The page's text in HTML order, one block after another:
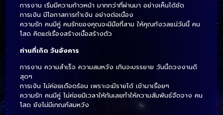
การงาน เริ่มมีความก้าวหน้า มากกว่าที่ผ่านมา อย่างเห็นได้ชัด
การเงิน มีโอกาสการทำเงิน อย่างต่อเนื่อง
ความรัก คนมีคู่ คนรักของคุณจะมีมือที่สาม ให้คุณกังวลแน่วันนี้ คน
โสด คิดแต่เรื่องสร้างเนื้อสร้างตัว
ท่านที่เกิด วันอังคาร
การงาน ความสำเร็จ ความสมหวัง เกินจะบรรยาย วันนี้ดวงงานดี
สุดๆ
การเงิน ไม่ค่อยเดือดร้อน เพราะจะมีรายได้ เข้ามาเรื่อยๆ
ความรัก คนมีคู่ ไม่ค่อยมีเวลาให้กันเลยทำให้ความสัมพันธ์จืดจาง คน
โสด ยังไม่มีเกณฑ์สมหวัง